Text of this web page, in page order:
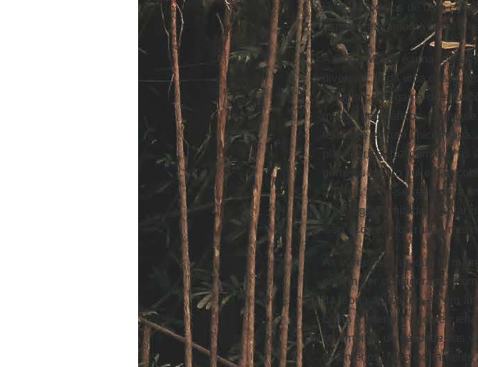
Hoje, dispomos de uma
exista efetivamente uma, e
A teoria M não é uma teoria
diversas, cada uma das
de uma certa gama de
mapas geográficos. Como
terrestre em um único mapa.
planisférios, faz com que
norte ou para o sul e não
a Terra, deve-se recorrer a
uma região limitada. Os
isso ocorre, mostram a
As várias teorias que
podem ser consideradas
da teoria aplicáveis só em
como a energia, são
os âmbitos de validade das
fenômenos. Mas